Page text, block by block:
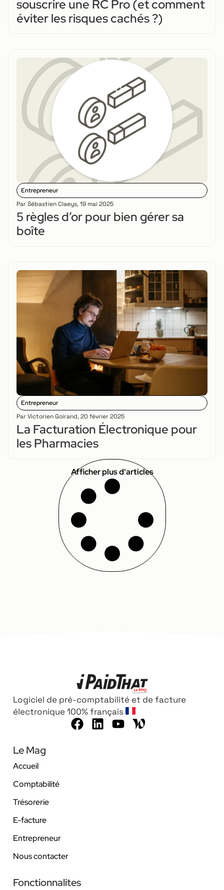
souscrire une RC Pro (et comment
éviter les risques cachés ?)
Entrepreneur
Par Sébastien Claeys,19 mai 2025
5 règles d’or pour bien gérer sa
boîte
Entrepreneur
Par Victorien Goirand,20 février 2025
La Facturation Électronique pour
les Pharmacies
Afficher plus d'articles
Logiciel de pré-comptabilité et de facture
électronique 100% français
Le Mag
Accueil
Comptabilité
Trésorerie
E-facture
Entrepreneur
Nous contacter
Fonctionnalites